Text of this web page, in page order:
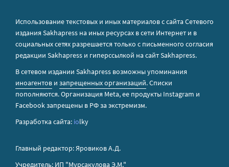
Использование текстовых и иных материалов с сайта Сетевого
издания Sakhapress на иных ресурсах в сети Интернет и в
социальных сетях разрешается только с письменного согласия
редакции Sakhapress и гиперссылкой на сайт Sakhapress.
В сетевом издании Sakhapress возможны упоминания
иноагентов и запрещенных организаций. Списки
пополняются. Организация Metа, ее продукты Instagram и
Facebook запрещены в РФ за экстремизм.
Разработка сайта: iolky
Главный редактор: Яровиков А.Д.
Учредитель: ИП "Мурсакулова Э.М."